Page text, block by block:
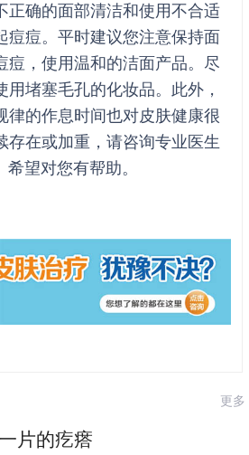
正确的面部清洁和使用不合适
痘痘。平时建议您注意保持面
痘，使用温和的洁面产品。尽
堵塞毛孔的化妆品。此外，
律的作息时间也对皮肤健康很
存在或加重，请咨询专业医生
望对您有帮助。
更多
片的疙瘩